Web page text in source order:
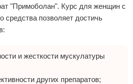
"Примоболан". Курс для женщин с
средства позволяет достичь
и жесткости мускулатуры
других препаратов;